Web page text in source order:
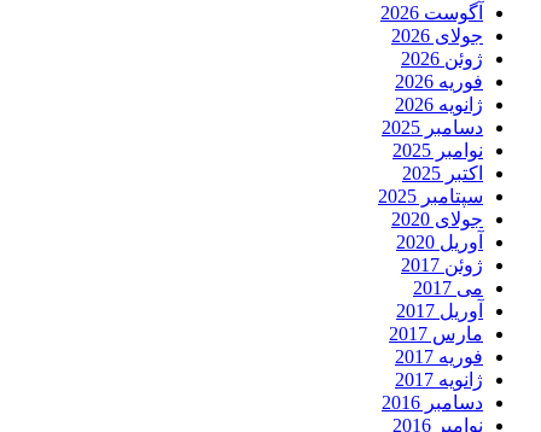
آگوست 2026
جولای 2026
ژوئن 2026
فوریه 2026
ژانویه 2026
دسامبر 2025
نوامبر 2025
اکتبر 2025
سپتامبر 2025
جولای 2020
آوریل 2020
ژوئن 2017
می 2017
آوریل 2017
مارس 2017
فوریه 2017
ژانویه 2017
دسامبر 2016
نوامبر 2016